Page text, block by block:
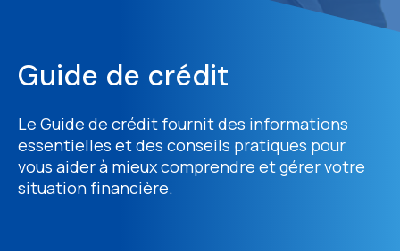
Guide de crédit
Le Guide de crédit fournit des informations
essentielles et des conseils pratiques pour
vous aider à mieux comprendre et gérer votre
situation financière.